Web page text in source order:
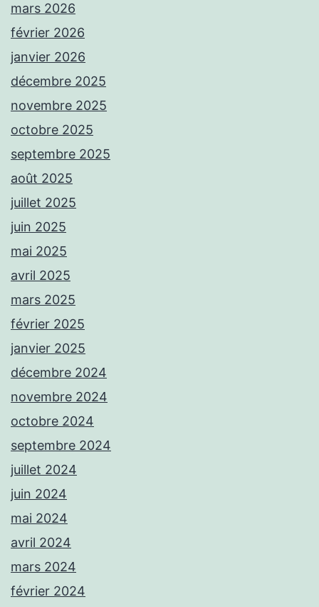
mars 2026
février 2026
janvier 2026
décembre 2025
novembre 2025
octobre 2025
septembre 2025
août 2025
juillet 2025
juin 2025
mai 2025
avril 2025
mars 2025
février 2025
janvier 2025
décembre 2024
novembre 2024
octobre 2024
septembre 2024
juillet 2024
juin 2024
mai 2024
avril 2024
mars 2024
février 2024